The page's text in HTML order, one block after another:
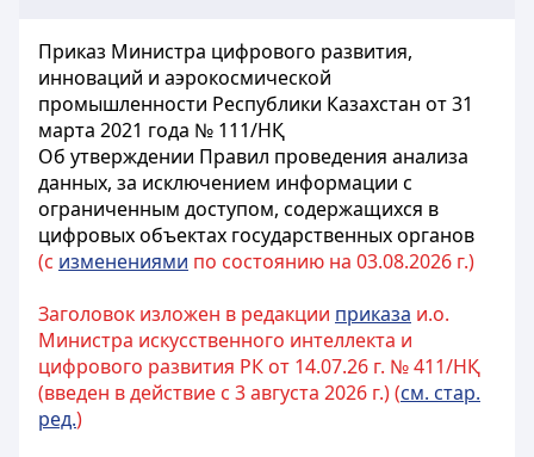
Приказ Министра цифрового развития,
инноваций и аэрокосмической
промышленности Республики Казахстан от 31
марта 2021 года № 111/НҚ
Об утверждении Правил проведения анализа
данных, за исключением информации с
ограниченным доступом, содержащихся в
цифровых объектах государственных органов
(с изменениями по состоянию на 03.08.2026 г.)
Заголовок изложен в редакции приказа и.о.
Министра искусственного интеллекта и
цифрового развития РК от 14.07.26 г. № 411/НҚ
(введен в действие с 3 августа 2026 г.) (см. стар.
ред.)